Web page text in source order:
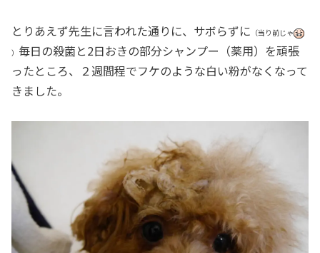
とりあえず先生に言われた通りに、サボらずに （当り前じゃ
） 毎日の殺菌と2日おきの部分シャンプー（薬用）を頑張
ったところ、２週間程でフケのような白い粉がなくなって
きました。